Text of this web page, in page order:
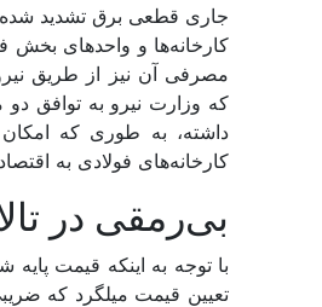
جاری قطعی برق تشدید شده
کارخانه‌‌‌ها و واحدهای بخش
مصرفی آن نیز از طریق
که وزارت نیرو به توافق دو
داشته، به طوری که
کارخانه‌‌‌های فولادی به
بی‌‌‌رمقی در
با توجه به اینکه قیمت